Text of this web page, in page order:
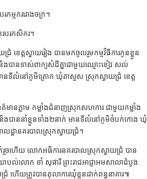
កម្មកររោងចក្រ។
របរកសិករ។
េត្តស្វាយរៀង បានមកចូលរួមកម្មវិធីការកូនខ្លួន
និងបានទាស់ពាក្យសំដីគ្នាជាមួយឈ្មោះខៀវ សល់
ានទីលំនៅភូមិត្រោក ឃុំតាសួស ស្រុកស្វាយជ្រំ ខេត្ត
ភ្លាម កម្លាំងជំនាញស្រុកសហការ ជាមួយកម្លាំង
ងបាននាំខ្លួនទាំង២នាក់ មានទីលំនៅភូមិចំបក់កោង ឃុំ
លដ្ឋានគរបាលស្រុកស្វាយជ្រំ។
រួចហើយ លោកអធិការនគរបាលស្រុកស្វាយជ្រំ បាន
លោក ខាំ សុផារី ព្រះរាជអាជ្ញាអមសាលាដំបូង
រំ ហើយត្រូវបានតុលាការឃុំខ្លួនដាក់ពន្ធនាគារ៕